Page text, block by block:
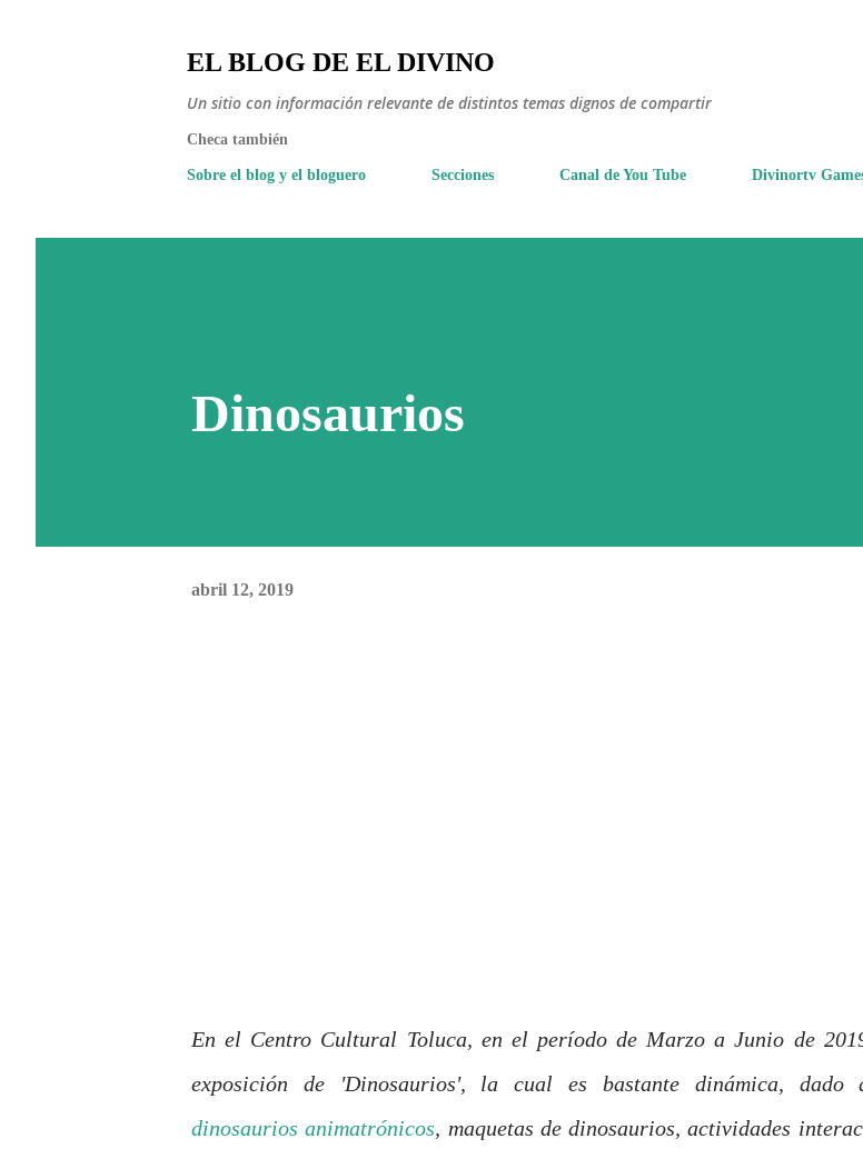
EL BLOG DE EL DIVINO
Un sitio con información relevante de distintos temas dignos de compartir
Checa también
Sobre el blog y el bloguero Secciones Canal de You Tube Divinortv
Dinosaurios
abril 12, 2019
En el Centro Cultural Toluca, en el período de Marzo a Junio de
exposición de 'Dinosaurios', la cual es bastante dinámica, dado
dinosaurios animatrónicos, maquetas de dinosaurios, actividades